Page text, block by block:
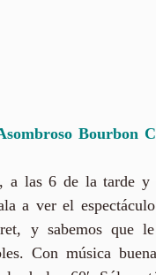
Bourbon
las 6 de la tarde y
a ver el
y sabemos que
Con música